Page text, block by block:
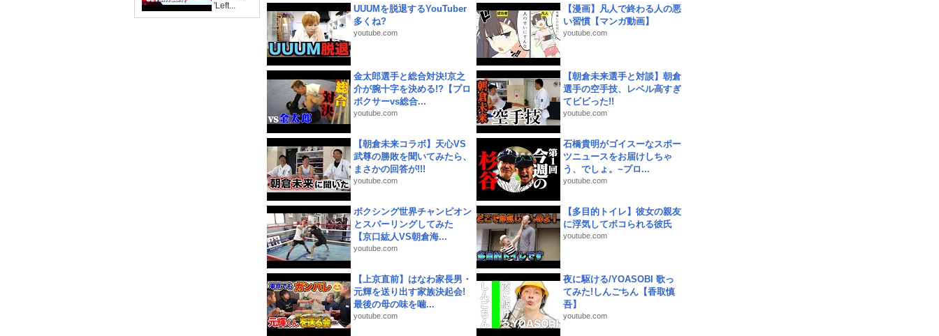
'Left...
UUUMを脱退するYouTuber
多くね?
youtube.com
【漫画】凡人で終わる人の悪
い習慣【マンガ動画】
youtube.com
金太郎選手と総合対決!京之
介が腕十字を決める!?【プロ
ボクサーvs総合...
youtube.com
【朝倉未来選手と対談】朝倉
選手の空手技、レベル高すぎ
てビビった!!
youtube.com
【朝倉未来コラボ】天心VS
武尊の勝敗を聞いてみたら、
まさかの回答が!!!
youtube.com
石橋貴明がゴイスーなスポー
ツニュースをお届けしちゃ
う、でしょ。~プロ...
youtube.com
ボクシング世界チャンピオン
とスパーリングしてみた
【京口紘人VS朝倉海...
youtube.com
【多目的トイレ】彼女の親友
に浮気してボコられる彼氏
youtube.com
【上京直前】はなわ家長男・
元輝を送り出す家族決起会!
最後の母の味を噛...
youtube.com
夜に駆ける/YOASOBI 歌っ
てみた!しんごちん【香取慎
吾】
youtube.com